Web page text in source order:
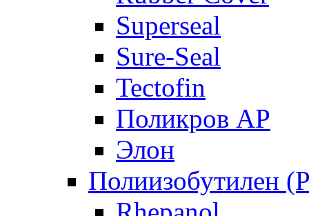
Superseal
Sure-Seal
Tectofin
Поликров АР
Элон
Полиизобутилен